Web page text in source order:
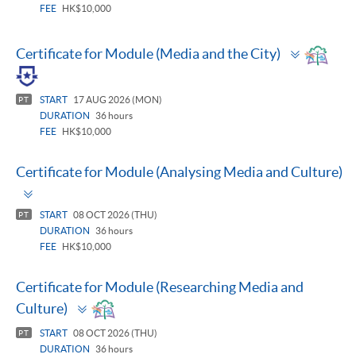
FEE HK$10,000
Certificate for Module (Media and the City)
Toggle
panel
PT START
17 AUG 2026 (MON)
DURATION
36 hours
FEE
HK$10,000
Certificate for Module (Analysing Media and Culture)
PT START 08 OCT 2026 (THU)
DURATION
36 hours
FEE
HK$10,000
Certificate for Module (Researching Media and
Culture)
Toggle
panel
PT START 08 OCT 2026 (THU)
DURATION
36 hours